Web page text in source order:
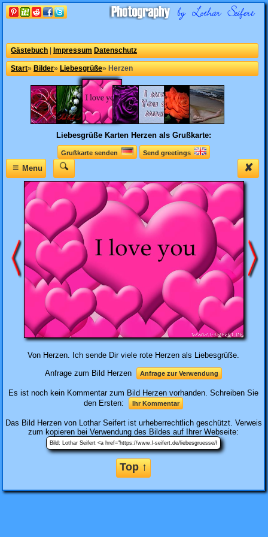
Gästebuch Impressum Datenschutz
Start» Bilder» Liebesgrüße» Herzen
Liebesgrüße Karten Herzen als Grußkarte:
Grußkarte senden Send greetings
✘
≡Menu
Von Herzen. Ich sende Dir viele rote Herzen als Liebesgrüße.
Anfrage zum Bild Herzen
Anfrage zur Verwendung
Es ist noch kein Kommentar zum Bild Herzen vorhanden. Schreiben Sie
den Ersten:
Ihr Kommentar
Das Bild Herzenvon Lothar Seifert ist urheberrechtlich geschützt. Verweis
zum kopieren bei Verwendung des Bildes auf Ihrer Webseite:
Top ↑